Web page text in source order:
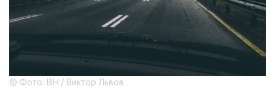
© Фото: ВН / Виктор Львов